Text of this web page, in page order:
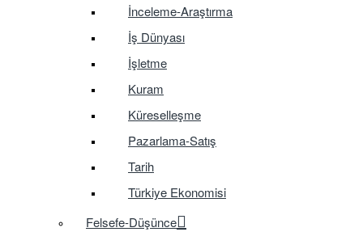
İnceleme-Araştırma
İş Dünyası
İşletme
Kuram
Küreselleşme
Pazarlama-Satış
Tarih
Türkiye Ekonomisi
Felsefe-Düşünce